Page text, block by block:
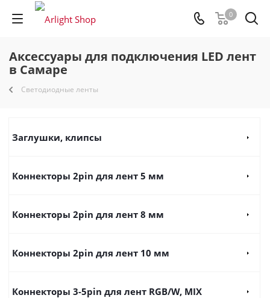
0
Аксессуары для подключения LED лент
в Самаре
Светодиодные ленты
Заглушки, клипсы
Коннекторы 2pin для лент 5 мм
Коннекторы 2pin для лент 8 мм
Коннекторы 2pin для лент 10 мм
Коннекторы 3-5pin для лент RGB/W, MIX